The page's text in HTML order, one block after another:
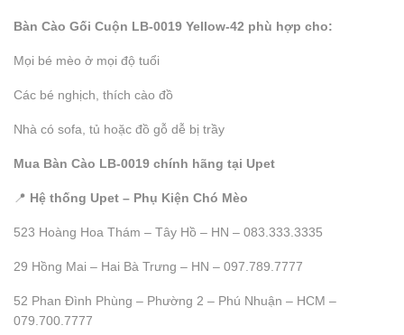
Bàn Cào Gối Cuộn LB-0019 Yellow-42 phù hợp cho:
Mọi bé mèo ở mọi độ tuổi
Các bé nghịch, thích cào đồ
Nhà có sofa, tủ hoặc đồ gỗ dễ bị trầy
Mua Bàn Cào LB-0019 chính hãng tại Upet
📍 Hệ thống Upet – Phụ Kiện Chó Mèo
523 Hoàng Hoa Thám – Tây Hồ – HN – 083.333.3335
29 Hồng Mai – Hai Bà Trưng – HN – 097.789.7777
52 Phan Đình Phùng – Phường 2 – Phú Nhuận – HCM –
079.700.7777